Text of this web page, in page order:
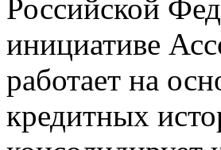
Российской
инициативе
работает на
кредитных